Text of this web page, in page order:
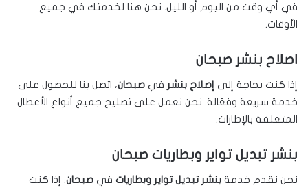
في أي وقت من اليوم أو الليل. نحن هنا لخدمتك في جميع
الأوقات.
اصلاح بنشر صبحان
إذا كنت بحاجة إلى إصلاح بنشر في صبحان، اتصل بنا للحصول على
خدمة سريعة وفعّالة. نحن نعمل على تصليح جميع أنواع الأعطال
المتعلقة بالإطارات.
بنشر تبديل تواير وبطاريات صبحان
نحن نقدم خدمة بنشر تبديل تواير وبطاريات في صبحان. إذا كنت